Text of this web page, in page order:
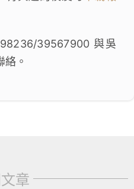
39567900 與吳
。
章